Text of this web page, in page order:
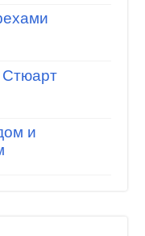
Стюарт
и